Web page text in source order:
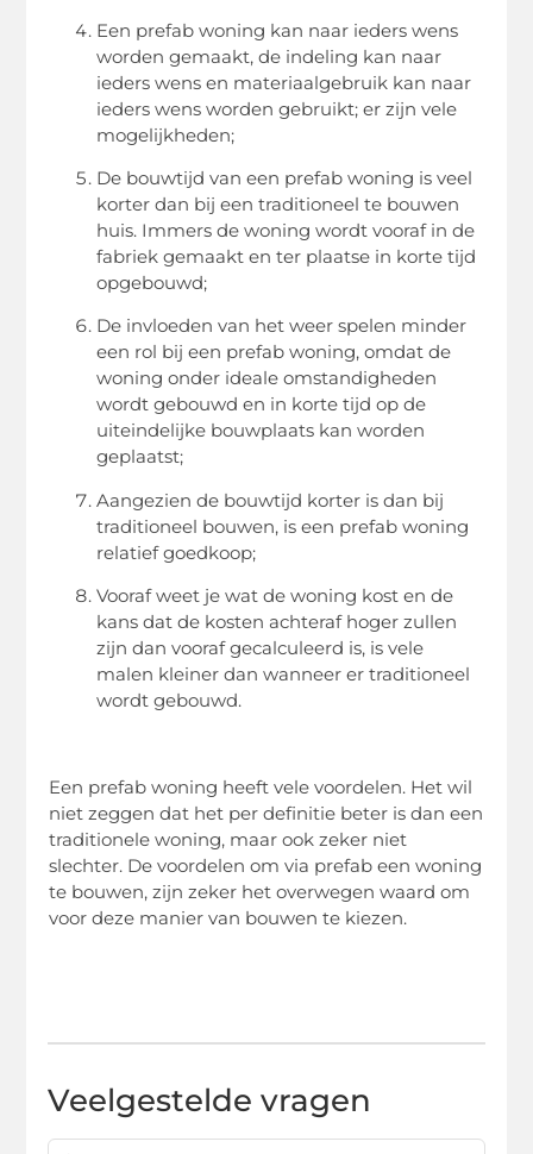
Een prefab woning kan naar ieders wens
worden gemaakt, de indeling kan naar
ieders wens en materiaalgebruik kan naar
ieders wens worden gebruikt; er zijn vele
mogelijkheden;
De bouwtijd van een prefab woning is veel
korter dan bij een traditioneel te bouwen
huis. Immers de woning wordt vooraf in de
fabriek gemaakt en ter plaatse in korte tijd
opgebouwd;
De invloeden van het weer spelen minder
een rol bij een prefab woning, omdat de
woning onder ideale omstandigheden
wordt gebouwd en in korte tijd op de
uiteindelijke bouwplaats kan worden
geplaatst;
Aangezien de bouwtijd korter is dan bij
traditioneel bouwen, is een prefab woning
relatief goedkoop;
Vooraf weet je wat de woning kost en de
kans dat de kosten achteraf hoger zullen
zijn dan vooraf gecalculeerd is, is vele
malen kleiner dan wanneer er traditioneel
wordt gebouwd.
Een prefab woning heeft vele voordelen. Het wil
niet zeggen dat het per definitie beter is dan een
traditionele woning, maar ook zeker niet
slechter. De voordelen om via prefab een woning
te bouwen, zijn zeker het overwegen waard om
voor deze manier van bouwen te kiezen.
Veelgestelde vragen